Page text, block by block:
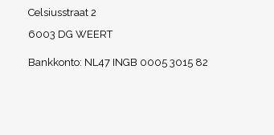
Celsiusstraat 2
6003 DG WEERT
Bankkonto: NL47 INGB 0005 3015 82